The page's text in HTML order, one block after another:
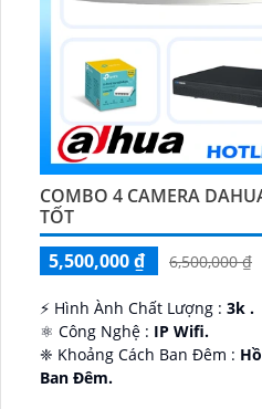
COMBO 4 CAMERA
TỐT
5,500,000 ₫
6,500,000 ₫
️⚡ Hình Ành Chất Lượng : 3k .
⚛️ Công Nghệ : IP Wifi.
❈ Khoảng Cách Ban Đêm :
Ban Ðêm.